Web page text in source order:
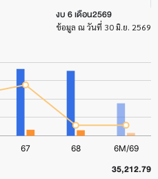
งบ 6 เดือน2569
ข้อมูล ณ วันที่ 30 มิ.ย. 2569
35,212.79